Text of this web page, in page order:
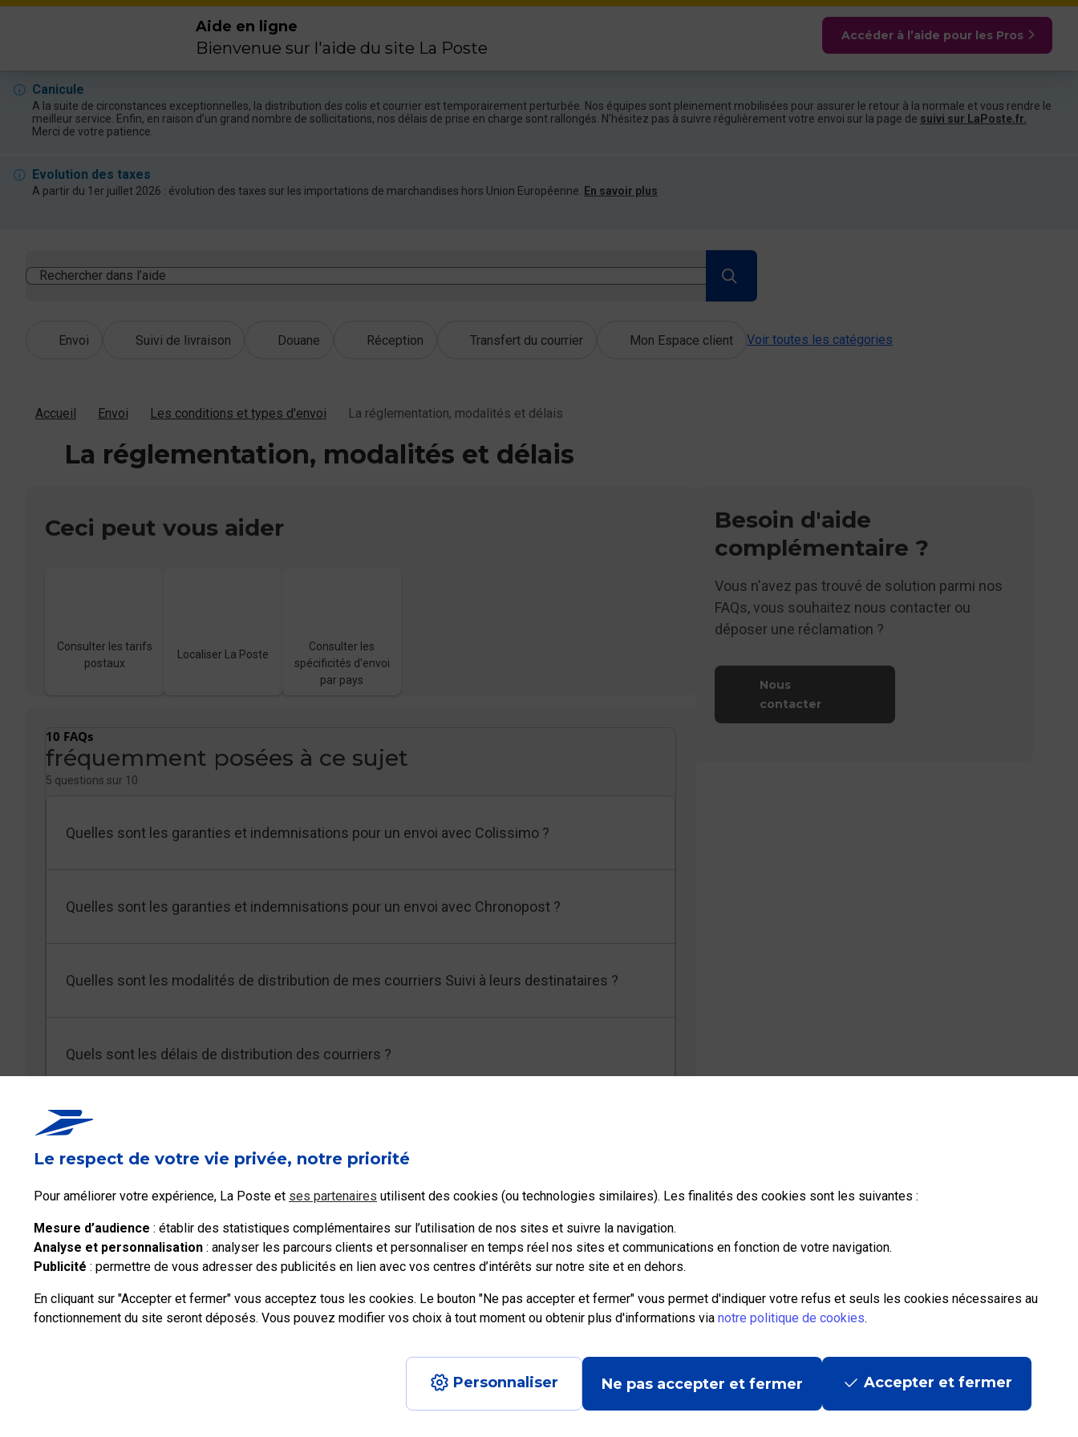
Le respect de votre vie privée, notre priorité
Pour améliorer votre expérience, La Poste et ses partenaires utilisent des cookies (ou technologies similaires). Les finalités des cookies sont les suivantes :
Mesure d’audience : établir des statistiques complémentaires sur l’utilisation de nos sites et suivre la navigation.
Analyse et personnalisation : analyser les parcours clients et personnaliser en temps réel nos sites et communications en fonction de votre navigation.
Publicité : permettre de vous adresser des publicités en lien avec vos centres d’intérêts sur notre site et en dehors.
En cliquant sur "Accepter et fermer" vous acceptez tous les cookies. Le bouton "Ne pas accepter et fermer" vous permet d'indiquer votre refus et seuls les cookies nécessaires au
fonctionnement du site seront déposés. Vous pouvez modifier vos choix à tout moment ou obtenir plus d'informations via notre politique de cookies.
Personnaliser Ne pas accepter et fermer Accepter et fermer
Aide en ligne
Bienvenue sur l'aide du site La Poste
Accéder à l’aide pour les Pros
Canicule
A la suite de circonstances exceptionnelles, la distribution des colis et courrier est temporairement perturbée. Nos équipes sont pleinement mobilisées pour assurer le retour à la normale et vous rendre le
meilleur service. Enfin, en raison d’un grand nombre de sollicitations, nos délais de prise en charge sont rallongés. N’hésitez pas à suivre régulièrement votre envoi sur la page de suivi sur LaPoste.fr.
Merci de votre patience.
Evolution des taxes
A partir du 1er juillet 2026 : évolution des taxes sur les importations de marchandises hors Union Européenne. En savoir plus
Rechercher dans l’aide
Envoi Suivi de livraison Douane Réception Transfert du courrier Mon Espace client Voir toutes les catégories
Accueil Envoi Les conditions et types d'envoi La réglementation, modalités et délais
La réglementation, modalités et délais
Ceci peut vous aider
Consulter les tarifs
postaux
Localiser La Poste
Consulter les
spécificités d'envoi
par pays
10 FAQs
fréquemment posées à ce sujet
5 questions sur 10
Quelles sont les garanties et indemnisations pour un envoi avec Colissimo ?
Quelles sont les garanties et indemnisations pour un envoi avec Chronopost ?
Quelles sont les modalités de distribution de mes courriers Suivi à leurs destinataires ?
Quels sont les délais de distribution des courriers ?
Quelles sont les dimensions autorisées pour les lettres et les Colissimo ?
Voir les 5 FAQs supplémentaires
Besoin d'aide
complémentaire ?
Vous n'avez pas trouvé de solution parmi nos
FAQs, vous souhaitez nous contacter ou
déposer une réclamation ?
Nous
contacter
Aide en ligne|Plan du site|Accessibilité : partiellement conforme|Conditions contractuelles|Mentions légales|Données personnelles et cookies